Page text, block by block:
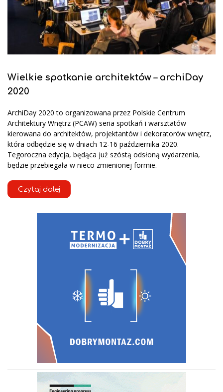
Wielkie spotkanie architektów – archiDay
2020
ArchiDay 2020 to organizowana przez Polskie Centrum
Architektury Wnętrz (PCAW) seria spotkań i warsztatów
kierowana do architektów, projektantów i dekoratorów wnętrz,
która odbędzie się w dniach 12-16 października 2020.
Tegoroczna edycja, będąca już szóstą odsłoną wydarzenia,
będzie przebiegała w nieco zmienionej formie.
Czytaj dalej